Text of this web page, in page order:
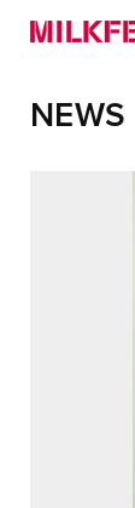
NEWS